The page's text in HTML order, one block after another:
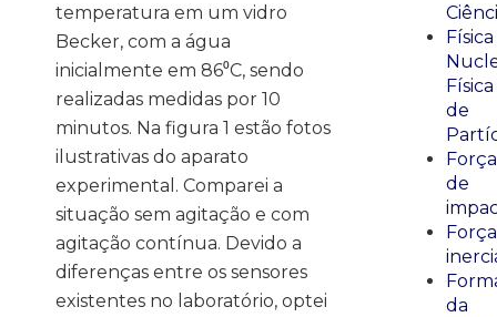
temperatura em um vidro
Becker, com a água
inicialmente em 86⁰C, sendo
realizadas medidas por 10
minutos. Na figura 1 estão fotos
ilustrativas do aparato
experimental. Comparei a
situação sem agitação e com
agitação contínua. Devido a
diferenças entre os sensores
existentes no laboratório, optei
Física
Física
de
Força
de
da